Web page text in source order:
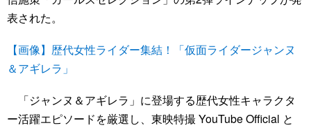
表された。
【画像】歴代女性ライダー集結！「仮面ライダージャンヌ
＆アギレラ」
「ジャンヌ＆アギレラ」に登場する歴代女性キャラクタ
ー活躍エピソードを厳選し、東映特撮 YouTube Official と